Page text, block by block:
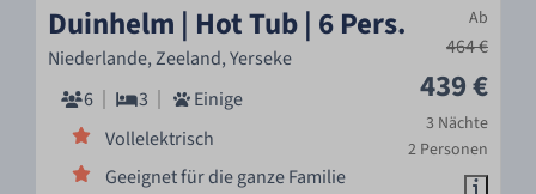
Ab
464 €
439 €
3 Nächte
2 Personen
Duinhelm | Hot Tub | 6 Pers.
Niederlande, Zeeland, Yerseke
6
3
Einige
Vollelektrisch
Geeignet für die ganze Familie